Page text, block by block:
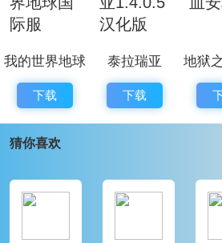
这里将通过打赏的方式，在平台上
到粉丝的欢心;
相信很多喜欢，招募多种风格的女
男主播也行;
迅速提升，赚取足够多收益。
现机会，实测到账，每天轻松点击
我的世界地球
国际服
下载
泰拉瑞亚
1.4.0.5汉化版
下载
地狱
猜你喜欢